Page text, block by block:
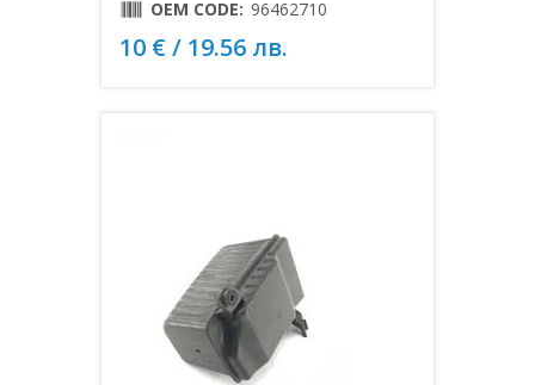
OEM CODE: 96462710
10 € / 19.56 лв.